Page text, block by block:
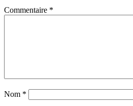
Commentaire *
Nom *